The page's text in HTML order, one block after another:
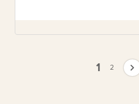
1 2